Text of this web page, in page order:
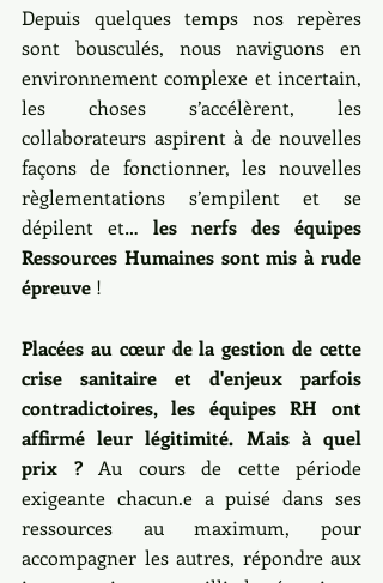
Depuis quelques temps nos repères
sont bousculés, nous naviguons en
environnement complexe et incertain,
les choses s’accélèrent, les
collaborateurs aspirent à de nouvelles
façons de fonctionner, les nouvelles
règlementations s’empilent et se
dépilent et… les nerfs des équipes
Ressources Humaines sont mis à rude
épreuve !
Placées au cœur de la gestion de cette
crise sanitaire et d'enjeux parfois
contradictoires, les équipes RH ont
affirmé leur légitimité. Mais à quel
prix ? Au cours de cette période
exigeante chacun.e a puisé dans ses
ressources au maximum, pour
accompagner les autres, répondre aux